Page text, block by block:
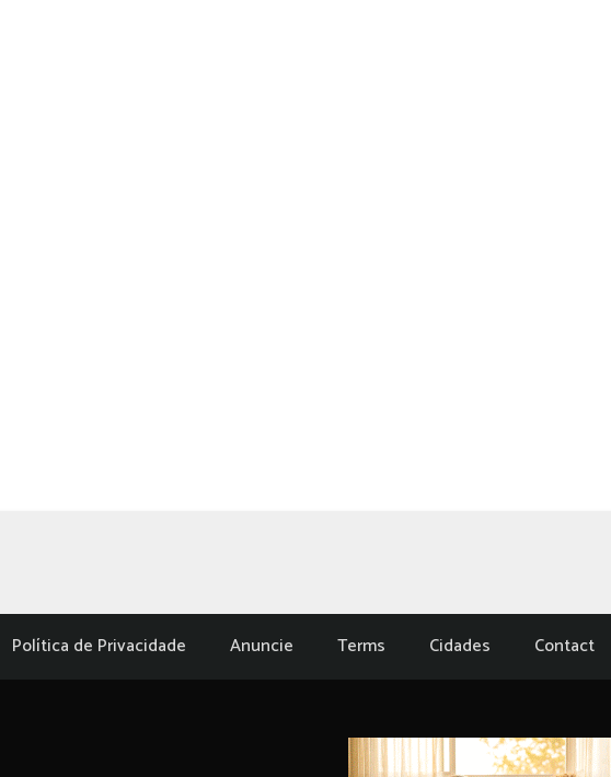
Política de Privacidade Anuncie Terms Cidades Contact